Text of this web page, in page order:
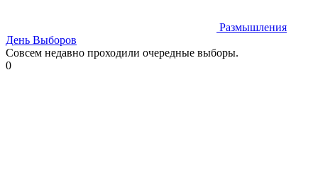
Размышления
День Выборов
Совсем недавно проходили очередные выборы.
0